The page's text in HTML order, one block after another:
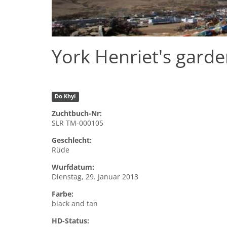
York Henriet's
Do Khyi
Zuchtbuch-Nr:
SLR TM-000105
Geschlecht:
Rüde
Wurfdatum:
Dienstag, 29. Januar 2013
Farbe:
black and tan
HD-Status: